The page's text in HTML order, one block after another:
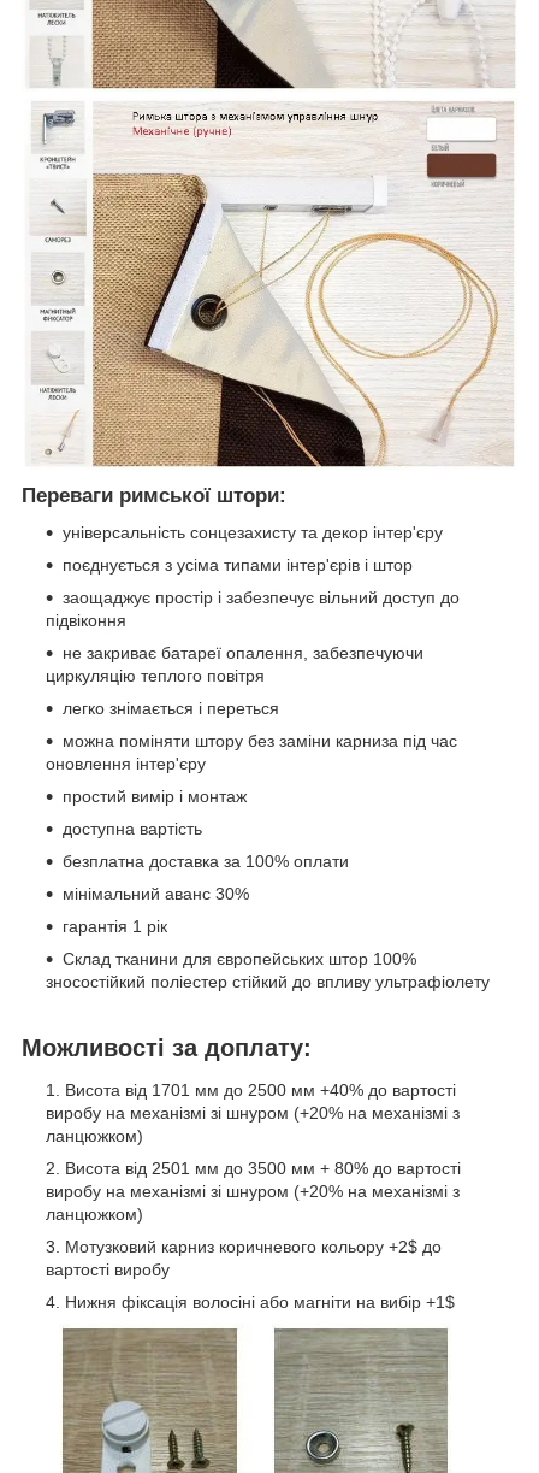
Переваги римської штори:
універсальність сонцезахисту та декор інтер'єру
поєднується з усіма типами інтер'єрів і штор
заощаджує простір і забезпечує вільний доступ до
підвіконня
не закриває батареї опалення, забезпечуючи
циркуляцію теплого повітря
легко знімається і переться
можна поміняти штору без заміни карниза під час
оновлення інтер'єру
простий вимір і монтаж
доступна вартість
безплатна доставка за 100% оплати
мінімальний аванс 30%
гарантія 1 рік
Склад тканини для європейських штор 100%
зносостійкий поліестер стійкий до впливу ультрафіолету
Можливості за доплату:
Висота від 1701 мм до 2500 мм +40% до вартості
виробу на механізмі зі шнуром (+20% на механізмі з
ланцюжком)
Висота від 2501 мм до 3500 мм + 80% до вартості
виробу на механізмі зі шнуром (+20% на механізмі з
ланцюжком)
Мотузковий карниз коричневого кольору +2$ до
вартості виробу
Нижня фіксація волосіні або магніти на вибір +1$